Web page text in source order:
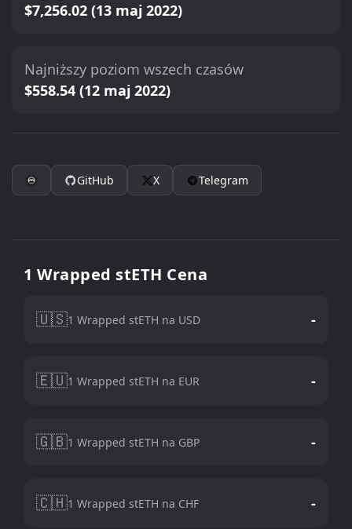
$7,256.02 (13 maj 2022)
Najniższy poziom wszech czasów
$558.54 (12 maj 2022)
GitHub X Telegram
1 Wrapped stETH Cena
🇺🇸1 Wrapped stETH na USD -
🇪🇺1 Wrapped stETH na EUR -
🇬🇧1 Wrapped stETH na GBP -
🇨🇭1 Wrapped stETH na CHF -